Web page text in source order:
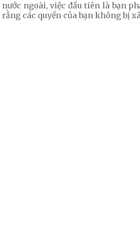
ngoài, việc đầu tiên là bạn
các quyền của bạn không bị